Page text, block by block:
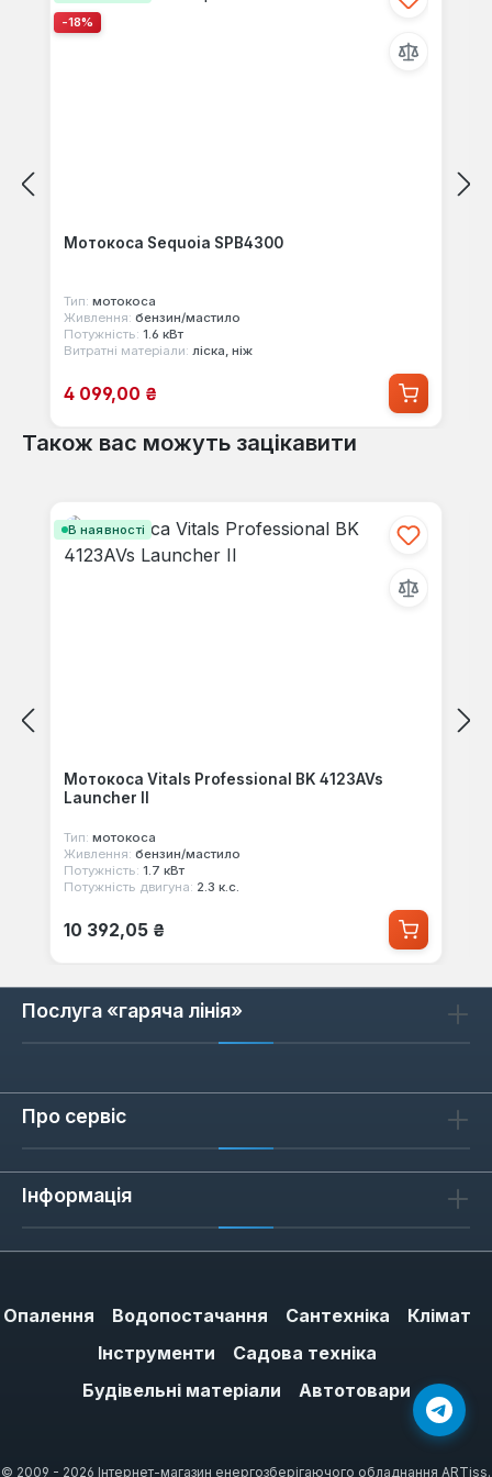
-18%
Мотокоса Sequoia SPB4300
Тип: мотокоса
Живлення: бензин/мастило
Потужність: 1.6 кВт
Витратні матеріали: ліска, ніж
Ціна продажу:
4 099,00 ₴
Також вас можуть зацікавити
В наявності
Мотокоса Vitals Professional BK 4123AVs
Launcher II
Тип: мотокоса
Живлення: бензин/мастило
Потужність: 1.7 кВт
Потужність двигуна: 2.3 к.с.
Звичайна ціна:
10 392,05 ₴
Послуга «гаряча лінія»
Про сервіс
Інформація
Опалення Водопостачання Сантехніка
Клімат
Інструменти
Садова техніка
Будівельні матеріали
Автотовари
© 2009 - 2026 Інтернет-магазин енергозберігаючого обладнання ARTiss.